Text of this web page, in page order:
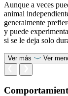
Aunque a veces
animal
generalmente
y puede
si se le deja solo
Ver más Ver